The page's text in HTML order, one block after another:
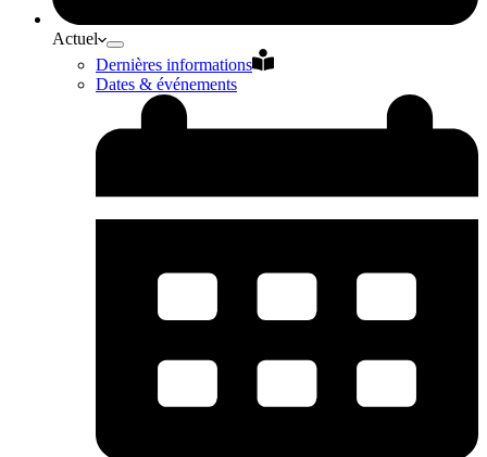
Actuel
Dernières informations
Dates & événements